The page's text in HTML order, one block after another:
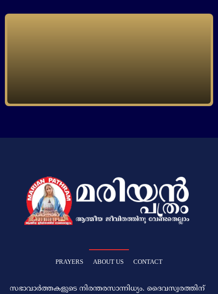
PRAYERS ABOUT US CONTACT
സഭാവാര്‍ത്തകളുടെ നിരന്തരസാന്നിധ്യം. ദൈവസ്വരത്തിന്‌